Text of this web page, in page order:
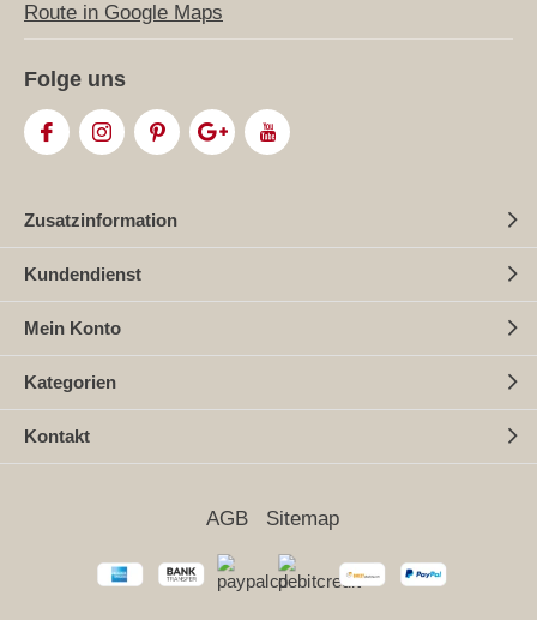
Route in Google Maps
Folge uns
Zusatzinformation
Kundendienst
Mein Konto
Kategorien
Kontakt
AGB Sitemap